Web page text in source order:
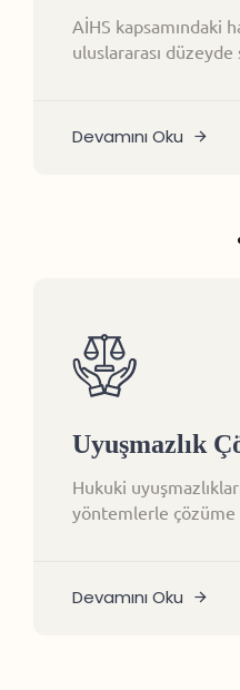
AİHS kapsamındaki
uluslararası düzeyde
Devamını Oku
Uyuşmazlık
Hukuki
yöntemlerle çözüme
Devamını Oku